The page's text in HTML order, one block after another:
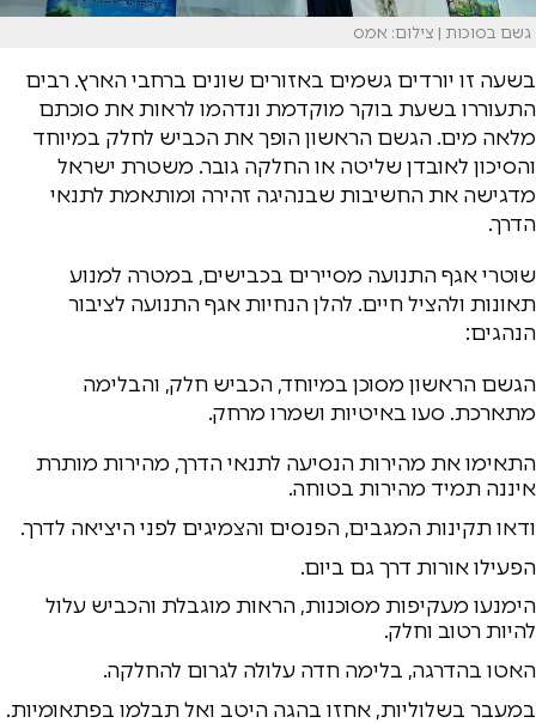
גשם בסוכות | צילום: אמס
בשעה זו יורדים גשמים באזורים שונים ברחבי הארץ. רבים
התעוררו בשעת בוקר מוקדמת ונדהמו לראות את סוכתם
מלאה מים. הגשם הראשון הופך את הכביש לחלק במיוחד
והסיכון לאובדן שליטה או החלקה גובר. משטרת ישראל
מדגישה את החשיבות שבנהיגה זהירה ומותאמת לתנאי
הדרך.
שוטרי אגף התנועה מסיירים בכבישים, במטרה למנוע
תאונות ולהציל חיים. להלן הנחיות אגף התנועה לציבור
הנהגים:
הגשם הראשון מסוכן במיוחד, הכביש חלק, והבלימה
מתארכת. סעו באיטיות ושמרו מרחק.
התאימו את מהירות הנסיעה לתנאי הדרך, מהירות מותרת
איננה תמיד מהירות בטוחה.
ודאו תקינות המגבים, הפנסים והצמיגים לפני היציאה לדרך.
הפעילו אורות דרך גם ביום.
הימנעו מעקיפות מסוכנות, הראות מוגבלת והכביש עלול
להיות רטוב וחלק.
האטו בהדרגה, בלימה חדה עלולה לגרום להחלקה.
במעבר בשלוליות, אחזו בהגה היטב ואל תבלמו בפתאומיות.